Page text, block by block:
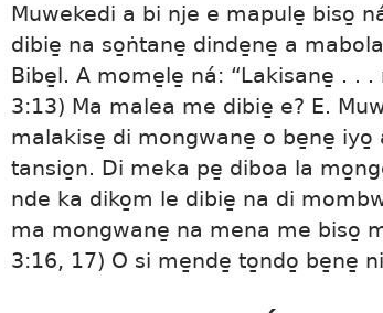
Muwekedi a bi nje e mapule̱ biso̱
dibie̱ na so̱ṅtane̱ dinde̱ne̱ a
Bibe̱l. A mome̱le̱ ná: “Lakisane̱ . .
3:13) Ma malea me dibie̱ e? E.
malakise̱ di mongwane̱ o be̱ne̱
tansio̱n. Di meka pe̱ diboa la
nde ka diko̱m le dibie̱ na di
ma mongwane̱ na mena me biso̱
3:16, 17) O si me̱nde̱ to̱ndo̱ be̱ne̱